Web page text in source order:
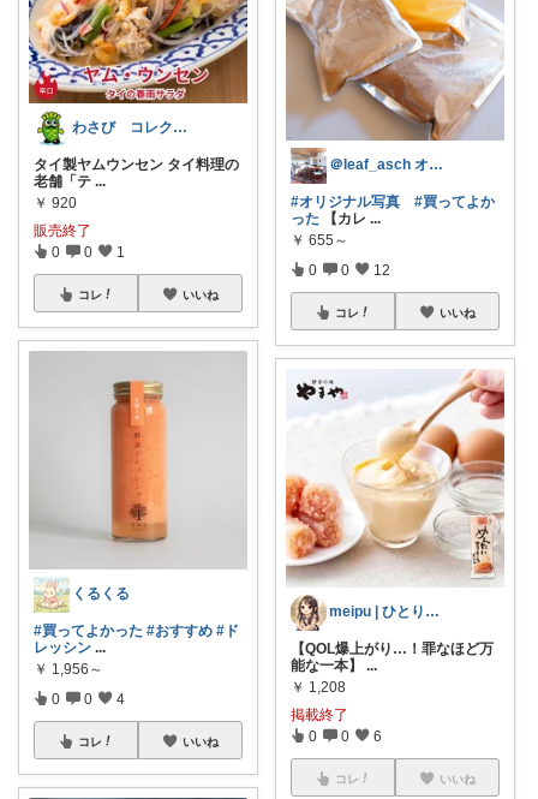
わさび コレクションもご利用ください
タイ製ヤムウンセン タイ料理の
老舗「テ ...
￥ 920
販売終了
0 0 1
コレ いいね
くるくる
#買ってよかった #おすすめ #ド
レッシン ...
￥ 1,956～
0 0 4
コレ いいね
＠leaf_asch オシャレな暮らし
#オリジナル写真
#買ってよか
った 【カレ ...
￥ 655～
0 0 12
コレ いいね
meipu | ひとり暮らし30代🌼
【QOL爆上がり…！罪なほど万
能な一本】 ...
￥ 1,208
掲載終了
0 0 6
コレ いいね